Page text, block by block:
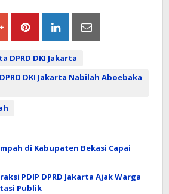
DPRD DKI Jakarta
DKI Jakarta Nabilah Aboebaka
di Kabupaten Bekasi Capai
PDIP DPRD Jakarta Ajak Warga
Publik